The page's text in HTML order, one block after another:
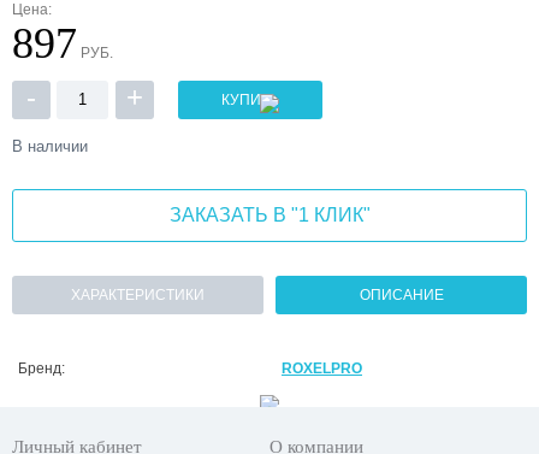
Цена:
897 РУБ.
- + КУПИТЬ
В наличии
ЗАКАЗАТЬ В "1 КЛИК"
ХАРАКТЕРИСТИКИ ОПИСАНИЕ
Бренд: ROXELPRO
Личный кабинет О компании